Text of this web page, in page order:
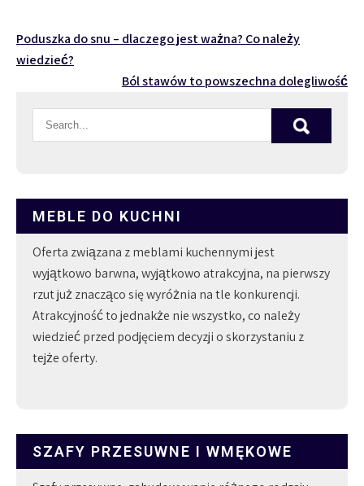
Nawigacja
wpisu
Poduszka do snu – dlaczego jest ważna? Co należy
wiedzieć?
Ból stawów to powszechna dolegliwość
MEBLE DO KUCHNI
Oferta związana z meblami kuchennymi jest
wyjątkowo barwna, wyjątkowo atrakcyjna, na pierwszy
rzut już znacząco się wyróżnia na tle konkurencji.
Atrakcyjność to jednakże nie wszystko, co należy
wiedzieć przed podjęciem decyzji o skorzystaniu z
tejże oferty.
SZAFY PRZESUWNE I WMĘKOWE